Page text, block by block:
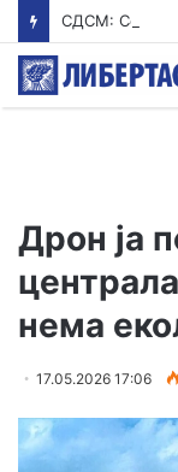
Дрон ја
нема
17.05.2026 17:06